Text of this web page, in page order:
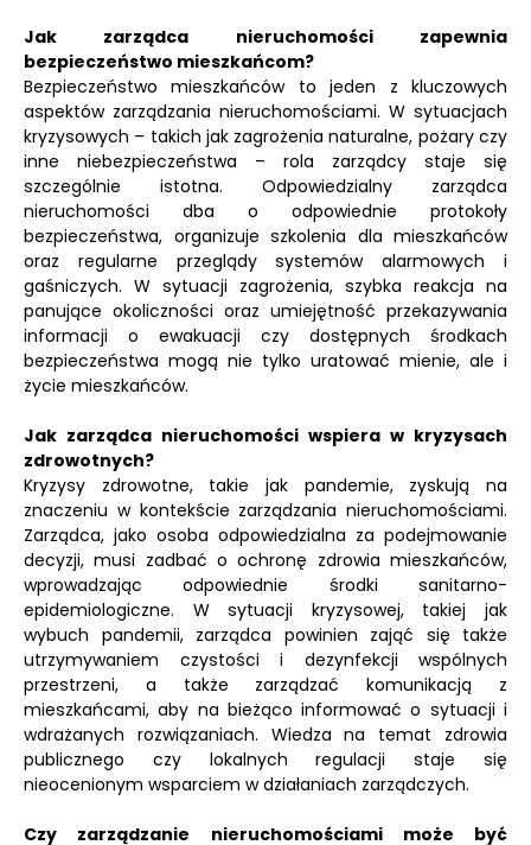
Jak zarządca nieruchomości zapewnia
bezpieczeństwo mieszkańcom?
Bezpieczeństwo mieszkańców to jeden z kluczowych
aspektów zarządzania nieruchomościami. W sytuacjach
kryzysowych – takich jak zagrożenia naturalne, pożary czy
inne niebezpieczeństwa – rola zarządcy staje się
szczególnie istotna. Odpowiedzialny zarządca
nieruchomości dba o odpowiednie protokoły
bezpieczeństwa, organizuje szkolenia dla mieszkańców
oraz regularne przeglądy systemów alarmowych i
gaśniczych. W sytuacji zagrożenia, szybka reakcja na
panujące okoliczności oraz umiejętność przekazywania
informacji o ewakuacji czy dostępnych środkach
bezpieczeństwa mogą nie tylko uratować mienie, ale i
życie mieszkańców.
Jak zarządca nieruchomości wspiera w kryzysach
zdrowotnych?
Kryzysy zdrowotne, takie jak pandemie, zyskują na
znaczeniu w kontekście zarządzania nieruchomościami.
Zarządca, jako osoba odpowiedzialna za podejmowanie
decyzji, musi zadbać o ochronę zdrowia mieszkańców,
wprowadzając odpowiednie środki sanitarno-
epidemiologiczne. W sytuacji kryzysowej, takiej jak
wybuch pandemii, zarządca powinien zająć się także
utrzymywaniem czystości i dezynfekcji wspólnych
przestrzeni, a także zarządzać komunikacją z
mieszkańcami, aby na bieżąco informować o sytuacji i
wdrażanych rozwiązaniach. Wiedza na temat zdrowia
publicznego czy lokalnych regulacji staje się
nieocenionym wsparciem w działaniach zarządczych.
Czy zarządzanie nieruchomościami może być